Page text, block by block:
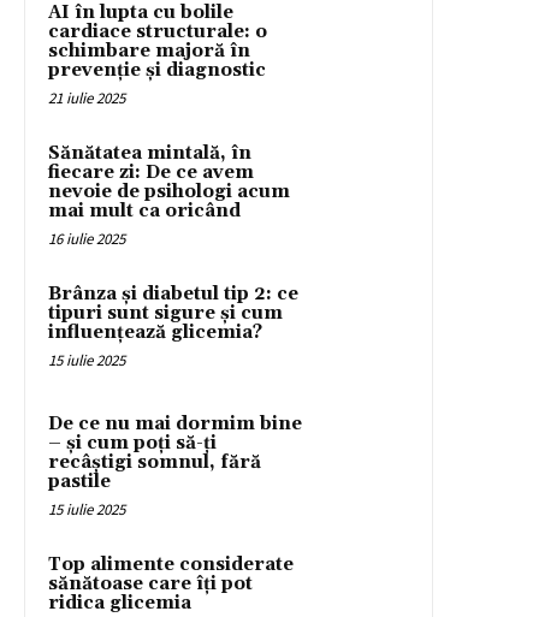
AI în lupta cu bolile
cardiace structurale: o
schimbare majoră în
prevenție și diagnostic
21 iulie 2025
Sănătatea mintală, în
fiecare zi: De ce avem
nevoie de psihologi acum
mai mult ca oricând
16 iulie 2025
Brânza și diabetul tip 2: ce
tipuri sunt sigure și cum
influențează glicemia?
15 iulie 2025
De ce nu mai dormim bine
– și cum poți să-ți
recâștigi somnul, fără
pastile
15 iulie 2025
Top alimente considerate
sănătoase care îți pot
ridica glicemia